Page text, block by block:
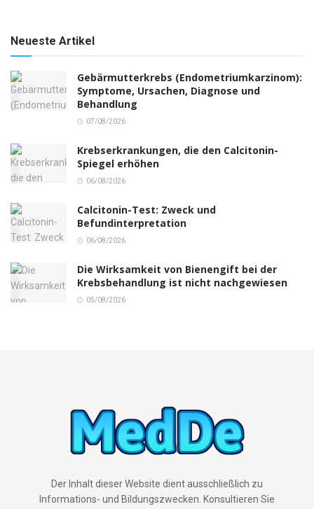
Neueste Artikel
Gebärmutterkrebs (Endometriumkarzinom):
Symptome, Ursachen, Diagnose und
Behandlung
07/08/2026
Krebserkrankungen, die den Calcitonin-
Spiegel erhöhen
06/08/2026
Calcitonin-Test: Zweck und
Befundinterpretation
06/08/2026
Die Wirksamkeit von Bienengift bei der
Krebsbehandlung ist nicht nachgewiesen
05/08/2026
Der Inhalt dieser Website dient ausschließlich zu
Informations- und Bildungszwecken. Konsultieren Sie